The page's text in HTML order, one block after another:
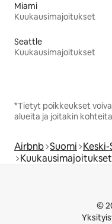
Miami
Kuukausimajoitukset
Seattle
Kuukausimajoitukset
*Tietyt poikkeukset
alueita ja joitakin
Airbnb Suomi
Kuukausimajoitukset
©